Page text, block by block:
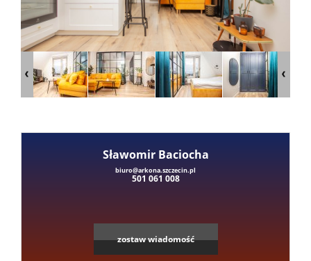
Domy
Dzialki
Sławomir Baciocha
biuro@arkona.szczecin.pl
501 061 008
zostaw wiadomość